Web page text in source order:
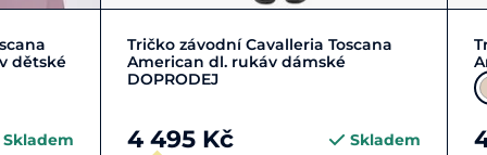
dětské
Skladem
Zobrazit detail
Tričko závodní Cavalleria Toscana
American dl. rukáv dámské
DOPRODEJ
4 495 Kč Skladem